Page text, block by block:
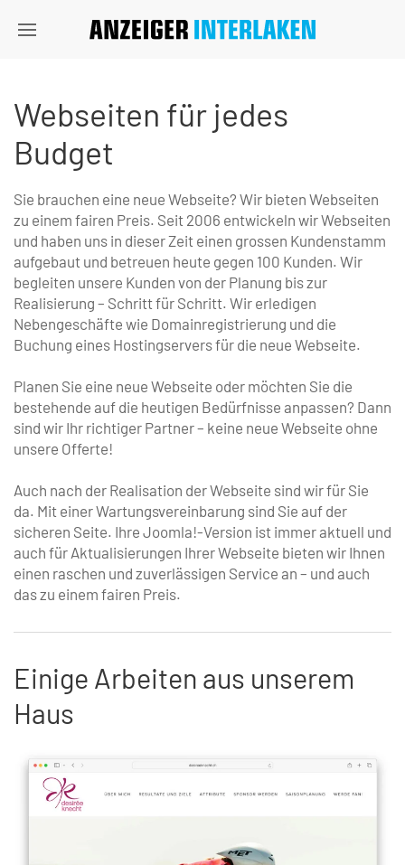
Webseiten für jedes
Budget
Sie brauchen eine neue Webseite? Wir bieten Webseiten
zu einem fairen Preis. Seit 2006 entwickeln wir Webseiten
und haben uns in dieser Zeit einen grossen Kundenstamm
aufgebaut und betreuen heute gegen 100 Kunden. Wir
begleiten unsere Kunden von der Planung bis zur
Realisierung – Schritt für Schritt. Wir erledigen
Nebengeschäfte wie Domainregistrierung und die
Buchung eines Hostingservers für die neue Webseite.
Planen Sie eine neue Webseite oder möchten Sie die
bestehende auf die heutigen Bedürfnisse anpassen? Dann
sind wir Ihr richtiger Partner – keine neue Webseite ohne
unsere Offerte!
Auch nach der Realisation der Webseite sind wir für Sie
da. Mit einer Wartungsvereinbarung sind Sie auf der
sicheren Seite. Ihre Joomla!-Version ist immer aktuell und
auch für Aktualisierungen Ihrer Webseite bieten wir Ihnen
einen raschen und zuverlässigen Service an – und auch
das zu einem fairen Preis.
Einige Arbeiten aus unserem
Haus